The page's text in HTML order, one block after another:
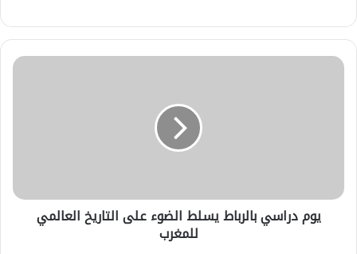
يوم
للمغرب
يوم دراسي بالرباط يسلط الضوء على التاريخ العالمي
للمغرب